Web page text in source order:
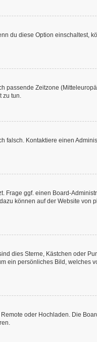
du diese Option einschaltest,
passende Zeitzone
zu tun.
falsch. Kontaktiere einen
ggf. einen Board-
können auf der Website von
dies Sterne, Kästchen oder
ein persönliches Bild, welches
oder Hochladen. Die